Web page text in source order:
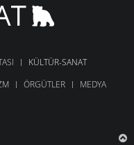
KÜLTÜR-SANAT
ÖRGÜTLER MEDYA